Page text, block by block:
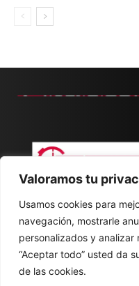
Valoramos tu
Usamos cookies para
navegación, mostrarle
personalizados y
“Aceptar todo” usted da
de las cookies.